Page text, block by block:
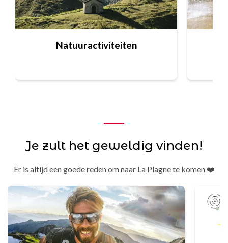
Natuuractiviteiten
Je zult het geweldig vinden!
Er is altijd een goede reden om naar La Plagne te komen ❤️